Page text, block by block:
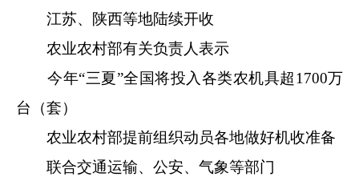
江苏、陕西等地陆续开收
农业农村部有关负责人表示
今年“三夏”全国将投入各类农机具超1700万
台（套）
农业农村部提前组织动员各地做好机收准备
联合交通运输、公安、气象等部门